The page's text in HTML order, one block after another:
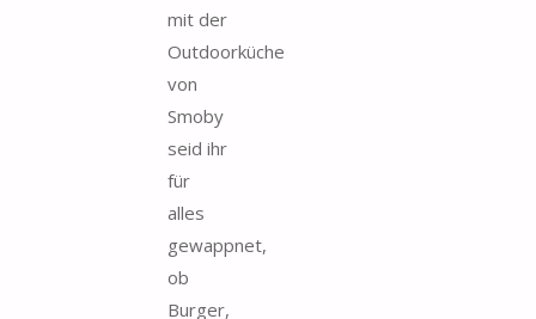
mit der
Outdoorküche
von
Smoby
seid ihr
für
alles
gewappnet,
ob
Burger,